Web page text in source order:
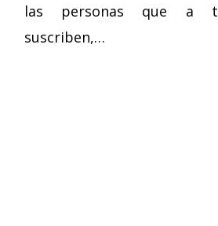
las personas que a
suscriben,…